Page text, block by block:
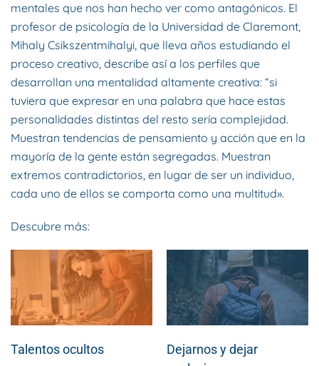
mentales que nos han hecho ver como antagónicos. El
profesor de psicología de la Universidad de Claremont,
Mihaly Csikszentmihalyi, que lleva años estudiando el
proceso creativo, describe así a los perfiles que
desarrollan una mentalidad altamente creativa: “si
tuviera que expresar en una palabra que hace estas
personalidades distintas del resto sería complejidad.
Muestran tendencias de pensamiento y acción que en la
mayoría de la gente están segregadas. Muestran
extremos contradictorios, en lugar de ser un individuo,
cada uno de ellos se comporta como una multitud».
Descubre más:
Talentos ocultos
Dejarnos y dejar